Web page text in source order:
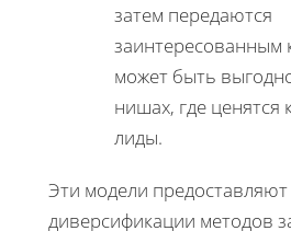
затем передаются
заинтересованным
может быть
нишах, где ценятся
лиды.
Эти модели
диверсификации методов